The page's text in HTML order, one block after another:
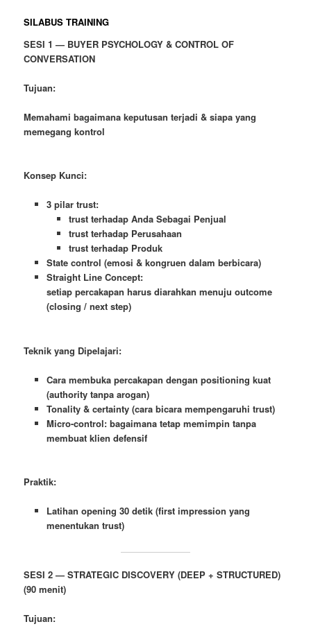
SILABUS TRAINING
SESI 1 — BUYER PSYCHOLOGY & CONTROL OF
CONVERSATION
Tujuan:
Memahami bagaimana keputusan terjadi & siapa yang
memegang kontrol
Konsep Kunci:
3 pilar trust:
trust terhadap Anda Sebagai Penjual
trust terhadap Perusahaan
trust terhadap Produk
State control (emosi & kongruen dalam berbicara)
Straight Line Concept:
setiap percakapan harus diarahkan menuju outcome
(closing / next step)
Teknik yang Dipelajari:
Cara membuka percakapan dengan positioning kuat
(authority tanpa arogan)
Tonality & certainty (cara bicara mempengaruhi trust)
Micro-control: bagaimana tetap memimpin tanpa
membuat klien defensif
Praktik:
Latihan opening 30 detik (first impression yang
menentukan trust)
SESI 2 — STRATEGIC DISCOVERY (DEEP + STRUCTURED)
(90 menit)
Tujuan: